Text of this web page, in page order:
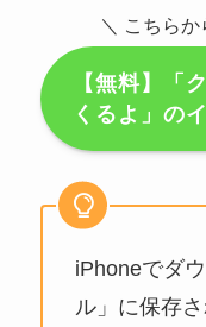
＼ こちら
【無料】「
くるよ」の
iPhoneでダ
ル」に保存さ